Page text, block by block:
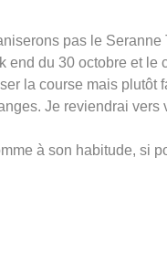
pas le
end du 30 octobre et
la course mais
Je reviendrai vers
à son habitude, si